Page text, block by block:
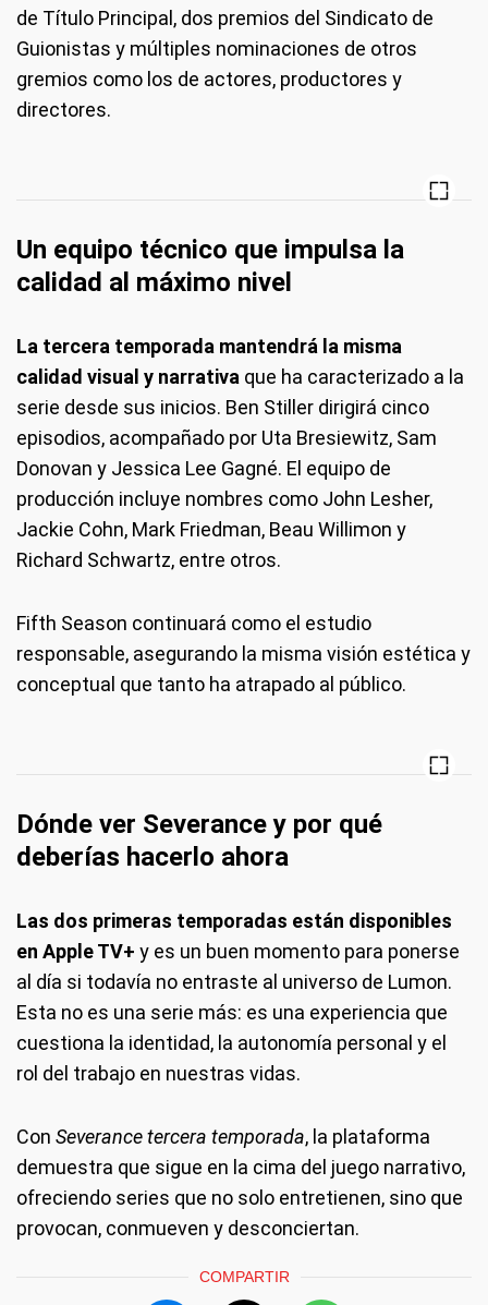
de Título Principal, dos premios del Sindicato de
Guionistas y múltiples nominaciones de otros
gremios como los de actores, productores y
directores.
Un equipo técnico que impulsa la
calidad al máximo nivel
La tercera temporada mantendrá la misma
calidad visual y narrativa que ha caracterizado a la
serie desde sus inicios. Ben Stiller dirigirá cinco
episodios, acompañado por Uta Bresiewitz, Sam
Donovan y Jessica Lee Gagné. El equipo de
producción incluye nombres como John Lesher,
Jackie Cohn, Mark Friedman, Beau Willimon y
Richard Schwartz, entre otros.
Fifth Season continuará como el estudio
responsable, asegurando la misma visión estética y
conceptual que tanto ha atrapado al público.
Dónde ver Severance y por qué
deberías hacerlo ahora
Las dos primeras temporadas están disponibles
en Apple TV+ y es un buen momento para ponerse
al día si todavía no entraste al universo de Lumon.
Esta no es una serie más: es una experiencia que
cuestiona la identidad, la autonomía personal y el
rol del trabajo en nuestras vidas.
Con Severance tercera temporada, la plataforma
demuestra que sigue en la cima del juego narrativo,
ofreciendo series que no solo entretienen, sino que
provocan, conmueven y desconciertan.
COMPARTIR